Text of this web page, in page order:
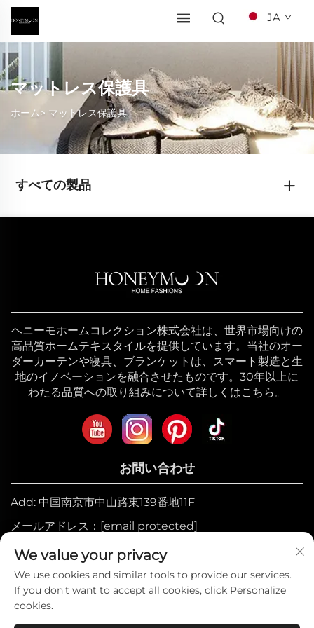
JA
マットレス保護具
ホーム> マットレス保護具
すべての製品
ヘニーモホームコレクション株式会社は、世界市場向けの
高品質ホームテキスタイルを提供しています。当社のオー
ダーカーテンや寝具、ブランケットは、スマート製造と生
地のイノベーションを融合させたものです。30年以上に
わたる品質への取り組みについて詳しくはこちら。
お問い合わせ
Add: 中国南京市中山路東139番地11F
メールアドレス： [email protected]
モバイル:+86-17327710449
電話番号：+86-025-84573776
© 2025 Heniemo Home Collection Co., Ltd.の
We value your privacy
We use cookies and similar tools to provide our services.
If you don't want to accept all cookies, click Personalize
cookies.